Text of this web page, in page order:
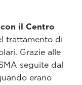
il Centro
trattamento di
Grazie alle
seguite dal
erano